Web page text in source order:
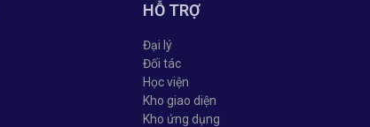
HỖ TRỢ
Đại lý
Đối tác
Học viện
Kho giao diện
Kho ứng dụng